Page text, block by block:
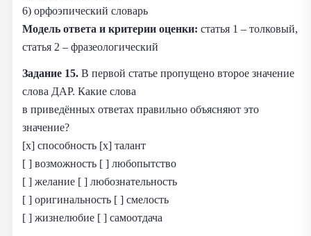
6) орфоэпический словарь
Модель ответа и критерии оценки: статья 1 – толковый,
статья 2 – фразеологический
Задание 15. В первой статье пропущено второе значение
слова ДАР. Какие слова
в приведённых ответах правильно объясняют это
значение?
[x] способность [x] талант
[ ] возможность [ ] любопытство
[ ] желание [ ] любознательность
[ ] оригинальность [ ] смелость
[ ] жизнелюбие [ ] самоотдача